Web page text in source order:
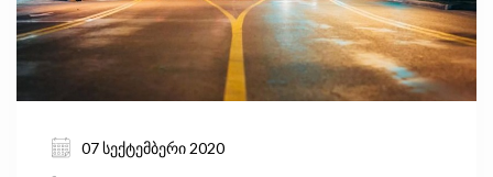
07 სექტემბერი 2020